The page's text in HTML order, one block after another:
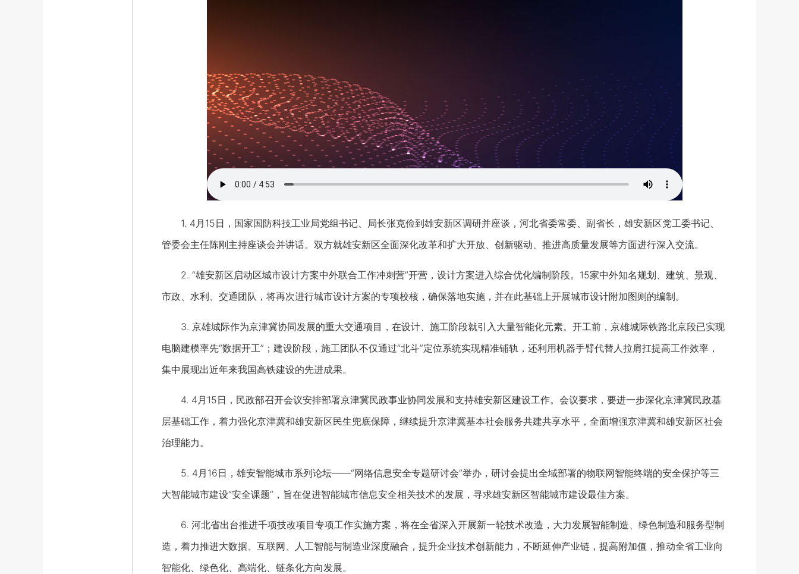
1. 4月15日，国家国防科技工业局党组书记、局长张克俭到雄安新区调研并座谈，河北省委常委、副省长，雄安新区党工委书记、
管委会主任陈刚主持座谈会并讲话。双方就雄安新区全面深化改革和扩大开放、创新驱动、推进高质量发展等方面进行深入交流。
2. “雄安新区启动区城市设计方案中外联合工作冲刺营”开营，设计方案进入综合优化编制阶段。15家中外知名规划、建筑、景观、
市政、水利、交通团队，将再次进行城市设计方案的专项校核，确保落地实施，并在此基础上开展城市设计附加图则的编制。
3. 京雄城际作为京津冀协同发展的重大交通项目，在设计、施工阶段就引入大量智能化元素。开工前，京雄城际铁路北京段已实现
电脑建模率先“数据开工”；建设阶段，施工团队不仅通过“北斗”定位系统实现精准铺轨，还利用机器手臂代替人拉肩扛提高工作效率，
集中展现出近年来我国高铁建设的先进成果。
4. 4月15日，民政部召开会议安排部署京津冀民政事业协同发展和支持雄安新区建设工作。会议要求，要进一步深化京津冀民政基
层基础工作，着力强化京津冀和雄安新区民生兜底保障，继续提升京津冀基本社会服务共建共享水平，全面增强京津冀和雄安新区社会
治理能力。
5. 4月16日，雄安智能城市系列论坛——“网络信息安全专题研讨会”举办，研讨会提出全域部署的物联网智能终端的安全保护等三
大智能城市建设“安全课题”，旨在促进智能城市信息安全相关技术的发展，寻求雄安新区智能城市建设最佳方案。
6. 河北省出台推进千项技改项目专项工作实施方案，将在全省深入开展新一轮技术改造，大力发展智能制造、绿色制造和服务型制
造，着力推进大数据、互联网、人工智能与制造业深度融合，提升企业技术创新能力，不断延伸产业链，提高附加值，推动全省工业向
智能化、绿色化、高端化、链条化方向发展。